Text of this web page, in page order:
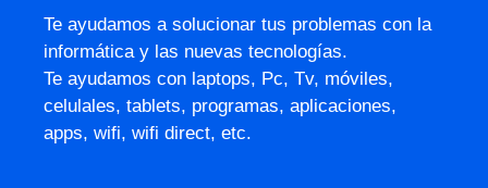
Te ayudamos a solucionar tus problemas con la
informática y las nuevas tecnologías.
Te ayudamos con laptops, Pc, Tv, móviles,
celulales, tablets, programas, aplicaciones,
apps, wifi, wifi direct, etc.